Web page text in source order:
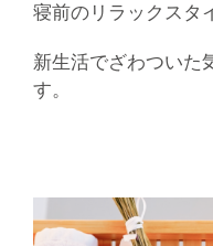
寝前のリラックスタ
新生活でざわついた
す。